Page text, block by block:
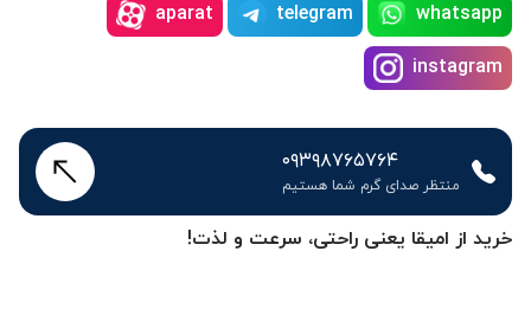
خرید از امیقا یعنی راحتی، سرعت و لذت!
whatsapp
telegram
aparat
instagram
۰۹۳۹۸۷۶۵۷۶۴
منتظر صدای گرم شما هستیم